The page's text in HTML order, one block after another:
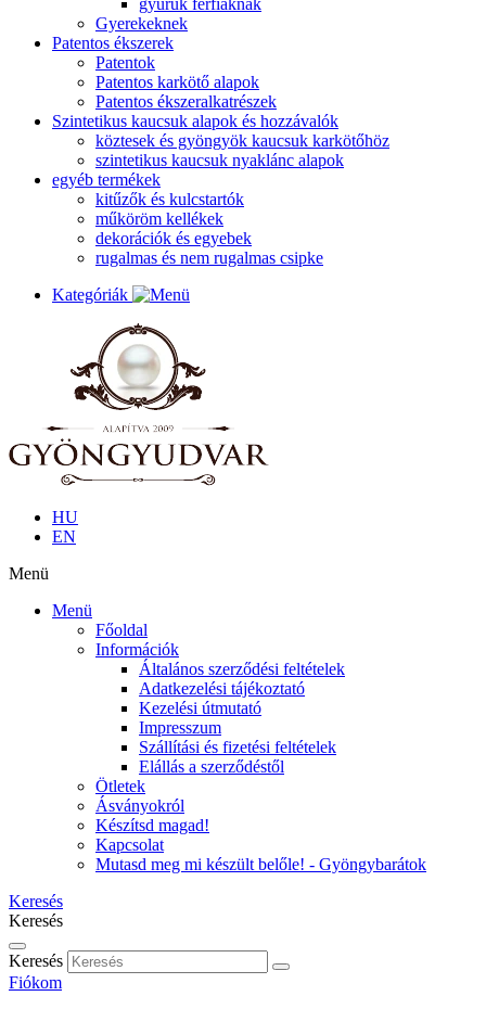
gyűrűk férfiaknak
Gyerekeknek
Patentos ékszerek
Patentok
Patentos karkötő alapok
Patentos ékszeralkatrészek
Szintetikus kaucsuk alapok és hozzávalók
köztesek és gyöngyök kaucsuk karkötőhöz
szintetikus kaucsuk nyaklánc alapok
egyéb termékek
kitűzők és kulcstartók
műköröm kellékek
dekorációk és egyebek
rugalmas és nem rugalmas csipke
Kategóriák
HU
EN
Menü
Menü
Főoldal
Információk
Általános szerződési feltételek
Adatkezelési tájékoztató
Kezelési útmutató
Impresszum
Szállítási és fizetési feltételek
Elállás a szerződéstől
Ötletek
Ásványokról
Készítsd magad!
Kapcsolat
Mutasd meg mi készült belőle! - Gyöngybarátok
Keresés
Keresés
Keresés
Fiókom